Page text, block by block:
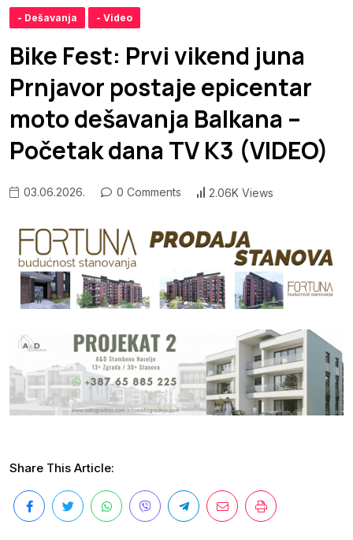
- Dešavanja - Video
Bike Fest: Prvi vikend juna
Prnjavor postaje epicentar
moto dešavanja Balkana –
Početak dana TV K3 (VIDEO)
03.06.2026. 0 Comments 2.06K Views
Share This Article: